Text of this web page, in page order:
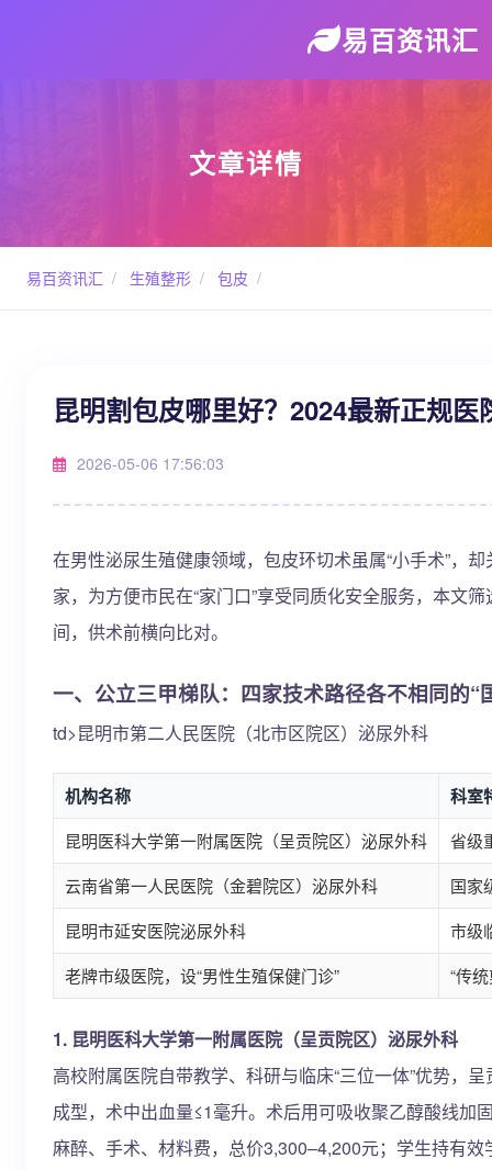
易百资讯汇
文章详情
易百资讯汇 / 生殖整形 / 包皮 /
昆明割包皮哪里好？2024最新正规医
2026-05-06 17:56:03
在男性泌尿生殖健康领域，包皮环切术虽属“小手术”，
家，为方便市民在“家门口”享受同质化安全服务，本文
间，供术前横向比对。
一、公立三甲梯队：四家技术路径各不相同的“
td>昆明市第二人民医院（北市区院区）泌尿外科
机构名称 科室
昆明医科大学第一附属医院（呈贡院区）泌尿外科
省级
云南省第一人民医院（金碧院区）泌尿外科
国家
昆明市延安医院泌尿外科
市级
老牌市级医院，设“男性生殖保健门诊”
“传
1. 昆明医科大学第一附属医院（呈贡院区）泌尿外科
高校附属医院自带教学、科研与临床“三位一体”优势，
成型，术中出血量≤1毫升。术后用可吸收聚乙醇酸线加
麻醉、手术、材料费，总价3,300–4,200元；学生持有